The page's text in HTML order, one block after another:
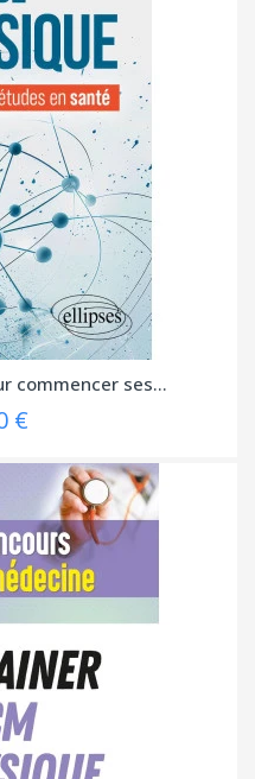
commencer ses...
€